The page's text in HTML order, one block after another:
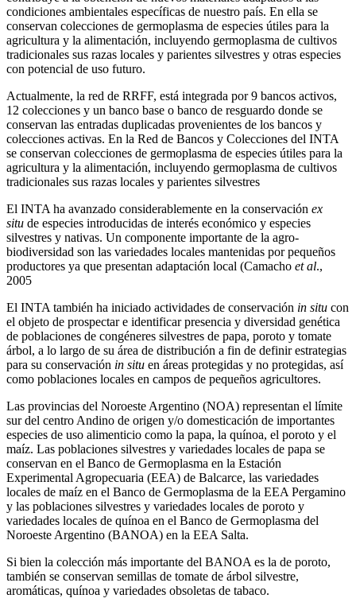
condiciones ambientales específicas de nuestro país. En ella se
conservan colecciones de germoplasma de especies útiles para la
agricultura y la alimentación, incluyendo germoplasma de cultivos
tradicionales sus razas locales y parientes silvestres y otras especies
con potencial de uso futuro.
Actualmente, la red de RRFF, está integrada por 9 bancos activos,
12 colecciones y un banco base o banco de resguardo donde se
conservan las entradas duplicadas provenientes de los bancos y
colecciones activas. En la Red de Bancos y Colecciones del INTA
se conservan colecciones de germoplasma de especies útiles para la
agricultura y la alimentación, incluyendo germoplasma de cultivos
tradicionales sus razas locales y parientes silvestres
El INTA ha avanzado considerablemente en la conservación ex
situ de especies introducidas de interés económico y especies
silvestres y nativas. Un componente importante de la agro-
biodiversidad son las variedades locales mantenidas por pequeños
productores ya que presentan adaptación local (Camacho et al.,
2005
El INTA también ha iniciado actividades de conservación in situ con
el objeto de prospectar e identificar presencia y diversidad genética
de poblaciones de congéneres silvestres de papa, poroto y tomate
árbol, a lo largo de su área de distribución a fin de definir estrategias
para su conservación in situ en áreas protegidas y no protegidas, así
como poblaciones locales en campos de pequeños agricultores.
Las provincias del Noroeste Argentino (NOA) representan el límite
sur del centro Andino de origen y/o domesticación de importantes
especies de uso alimenticio como la papa, la quínoa, el poroto y el
maíz. Las poblaciones silvestres y variedades locales de papa se
conservan en el Banco de Germoplasma en la Estación
Experimental Agropecuaria (EEA) de Balcarce, las variedades
locales de maíz en el Banco de Germoplasma de la EEA Pergamino
y las poblaciones silvestres y variedades locales de poroto y
variedades locales de quínoa en el Banco de Germoplasma del
Noroeste Argentino (BANOA) en la EEA Salta.
Si bien la colección más importante del BANOA es la de poroto,
también se conservan semillas de tomate de árbol silvestre,
aromáticas, quínoa y variedades obsoletas de tabaco.